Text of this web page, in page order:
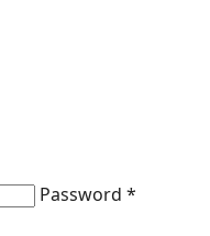
Password *